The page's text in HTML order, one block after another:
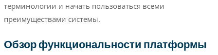
терминологии и начать пользоваться всеми
преимуществами системы.
Обзор функциональности платформы